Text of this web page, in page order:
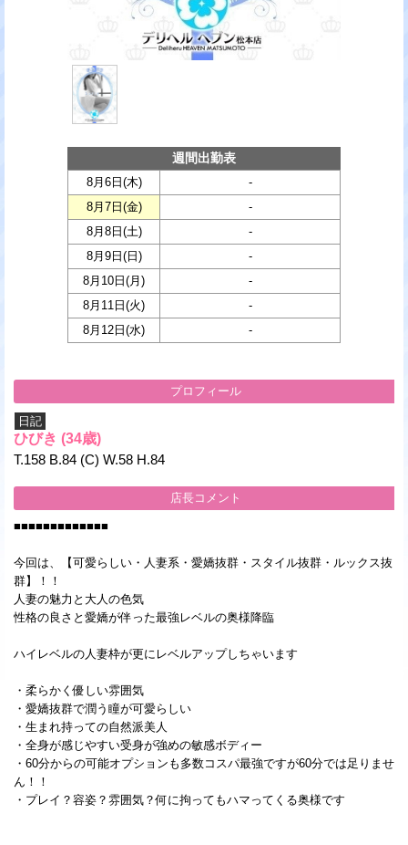
週間出勤表
8月6日(木)
-
8月7日(金)
-
8月8日(土)
-
8月9日(日 )
-
8月10日( 月 )
-
8月11日(火)
-
8月12日(水) -
プロフィール
日記
ひびき (34歳)
T.158 B.84 (C) W.58 H.84
店長コメント
■■■■■■■■■■■■■
今回は、【可愛らしい・人妻系・愛嬌抜群・スタイル抜群・ルックス抜
群】！！
人妻の魅力と大人の色気
性格の良さと愛嬌が伴った最強レベルの奥様降臨
ハイレベルの人妻枠が更にレベルアップしちゃいます
・柔らかく優しい雰囲気
・愛嬌抜群で潤う瞳が可愛らしい
・生まれ持っての自然派美人
・全身が感じやすい受身が強めの敏感ボディー
・60分からの可能オプションも多数コスパ最強ですが60分では足りませ
ん！！
・プレイ？容姿？雰囲気？何に拘ってもハマってくる奥様です